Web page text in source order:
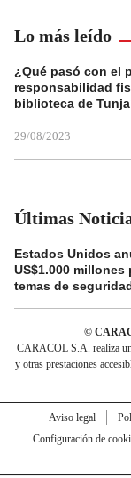
Lo más leído
¿Qué pasó con el
responsabilidad
biblioteca de
29/08/2023
Últimas
Estados Unidos
US$1.000 millones
temas de
©
CARACOL S.A. realiza
y otras prestaciones
Aviso legal
Configuración de